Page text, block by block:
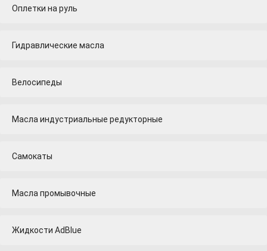
Оплетки на руль
Гидравлические масла
Велосипеды
Масла индустриальные редукторные
Самокаты
Масла промывочные
Жидкости AdBlue